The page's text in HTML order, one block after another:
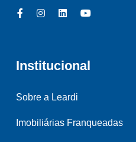
Institucional
Sobre a Leardi
Imobiliárias Franqueadas